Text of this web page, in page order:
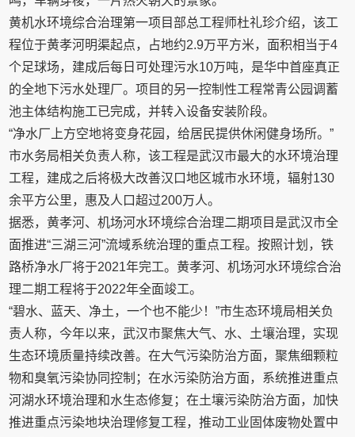
黄机水环境综合治理第一项目部总工程师杜礼珍介绍，该工
程位于黄孝河明渠起点，占地约2.9万平方米，面积相当于4
个足球场，建成后每日可处理污水10万吨，是华中首座真正
的全地下污水处理厂。项目的另一控制性工程常青公园调蓄
池主体结构施工已完成，并转入设备安装阶段。
“净水厂上方空地将变身花园，给居民提供休闲健身场所。”
市水务局相关负责人称，该工程是武汉市最大的水环境治理
工程，建成之后将极大改善汉口地区城市水环境，辐射130
余平方公里，惠及人口超过200万人。
据悉，黄孝河、机场河水环境综合治理二期项目是武汉市全
面推进“三湖三河”流域系统治理的重点工程。按照计划，铁
路桥净水厂将于2021年完工。黄孝河、机场河水环境综合治
理二期工程将于2022年全面竣工。
“碧水、蓝天、净土，一个也不能少！”市生态环境局相关负
责人称，今年以来，武汉市聚焦大气、水、土壤治理，实现
生态环境质量持续改善。在大气污染防治方面，聚焦细颗粒
物和臭氧污染协同控制；在水污染防治方面，系统推进重点
河湖水环境治理和水生态修复；在土壤污染防治方面，加快
推进重点污染地块治理修复工程，推动工业固体废物处置中